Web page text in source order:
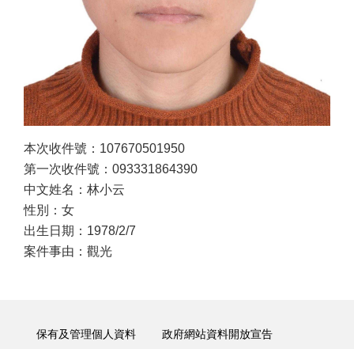
本次收件號：107670501950
第一次收件號：093331864390
中文姓名：林小云
性別：女
出生日期：1978/2/7
案件事由：觀光
保有及管理個人資料 政府網站資料開放宣告